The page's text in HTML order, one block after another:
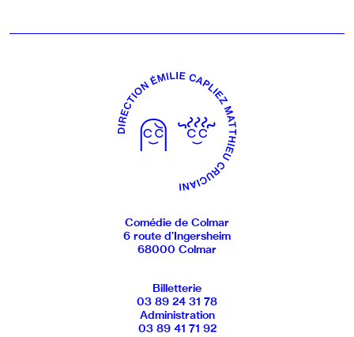
Comédie de Colmar
6 route d’Ingersheim
68000 Colmar
Billetterie
03 89 24 31 78
Administration
03 89 41 71 92